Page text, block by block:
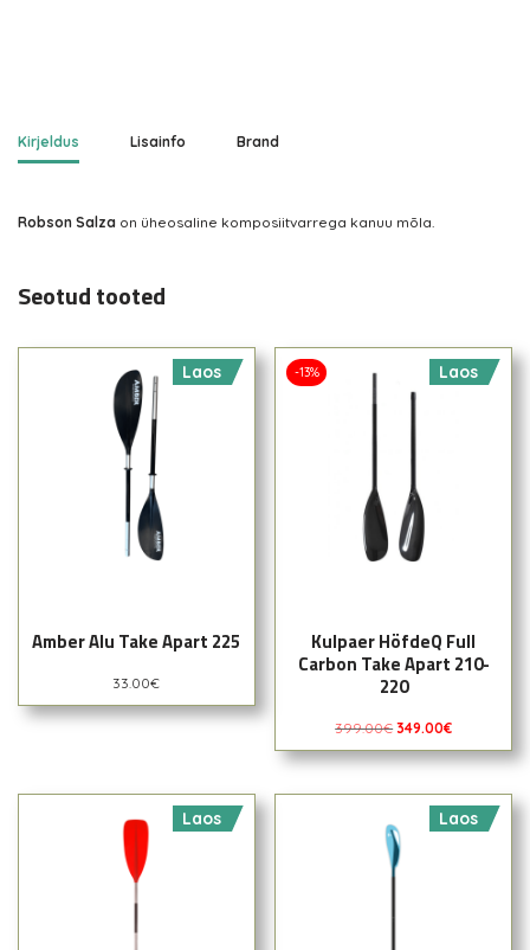
Kirjeldus Lisainfo Brand
Robson Salza on üheosaline komposiitvarrega kanuu mõla.
Seotud tooted
Laos
Amber Alu Take Apart 225
33.00€
-13% Laos
Kulpaer HöfdeQ Full
Carbon Take Apart 210-
220
399.00€ 349.00€
Laos Laos